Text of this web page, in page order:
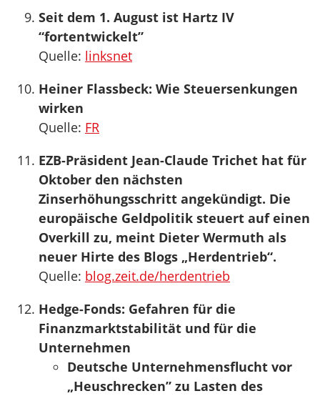
Seit dem 1. August ist Hartz IV
“fortentwickelt”
Quelle: linksnet
Heiner Flassbeck: Wie Steuersenkungen
wirken
Quelle: FR
EZB-Präsident Jean-Claude Trichet hat für
Oktober den nächsten
Zinserhöhungsschritt angekündigt. Die
europäische Geldpolitik steuert auf einen
Overkill zu, meint Dieter Wermuth als
neuer Hirte des Blogs „Herdentrieb“.
Quelle: blog.zeit.de/herdentrieb
Hedge-Fonds: Gefahren für die
Finanzmarktstabilität und für die
Unternehmen
Deutsche Unternehmensflucht vor
„Heuschrecken” zu Lasten des